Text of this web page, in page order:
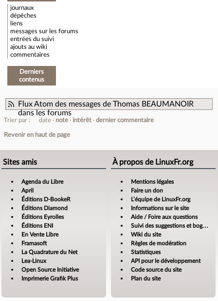
journaux
dépêches
liens
messages sur les forums
entrées du suivi
ajouts au wiki
commentaires
Derniers
contenus
Flux Atom des messages de Thomas BEAUMANOIR
dans les forums
Trier par : date note intérêt dernier commentaire
Revenir en haut de page
Sites amis
Agenda du Libre
April
Éditions D-BookeR
Éditions Diamond
Éditions Eyrolles
Éditions ENI
En Vente Libre
Framasoft
La Quadrature du Net
Lea-Linux
Open Source Initiative
Imprimerie Grafik Plus
À propos de LinuxFr.org
Mentions légales
Faire un don
L’équipe de LinuxFr.org
Informations sur le site
Aide / Foire aux questions
Suivi des suggestions et bogues
Wiki du site
Règles de modération
Statistiques
API pour le développement
Code source du site
Plan du site